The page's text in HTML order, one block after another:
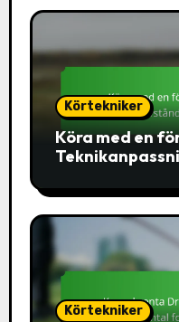
Körtekniker
Köra med en
Körtekniker